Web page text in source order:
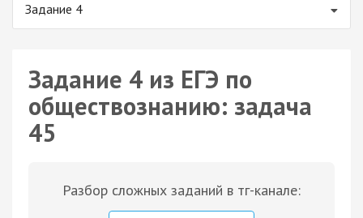
Задание 4
Задание 4 из ЕГЭ по
обществознанию: задача
45
Разбор сложных заданий в тг-канале: